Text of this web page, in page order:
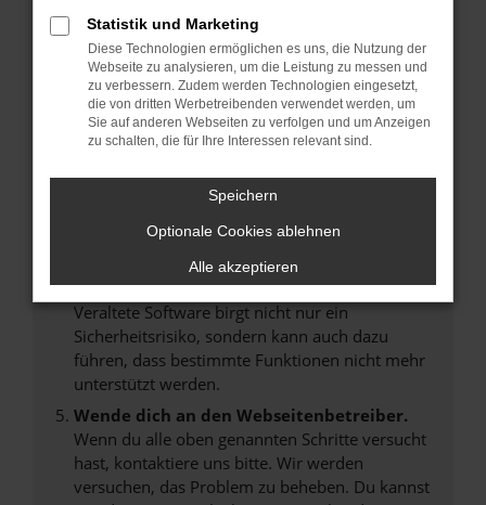
Manche Erweiterungen, wie Werbeblocker,
können das Laden bestimmter Seiten
verhindern. Funktioniert die Seite in einem
anderen Browser oder in einem privaten
Fenster?
Das kann manchmal helfen, vorübergehende
Probleme zu beheben.
Stelle sicher, dass dein Browser und dein
Betriebssystem auf dem neuesten Stand
sind.
Veraltete Software birgt nicht nur ein
Sicherheitsrisiko, sondern kann auch dazu
führen, dass bestimmte Funktionen nicht mehr
unterstützt werden.
Wende dich an den Webseitenbetreiber.
Wenn du alle oben genannten Schritte versucht
hast, kontaktiere uns bitte. Wir werden
versuchen, das Problem zu beheben. Du kannst
Statistik und Marketing
Diese Technologien ermöglichen es uns, die Nutzung der
Webseite zu analysieren, um die Leistung zu messen und
zu verbessern. Zudem werden Technologien eingesetzt,
die von dritten Werbetreibenden verwendet werden, um
Sie auf anderen Webseiten zu verfolgen und um Anzeigen
zu schalten, die für Ihre Interessen relevant sind.
Speichern
Optionale Cookies ablehnen
Alle akzeptieren